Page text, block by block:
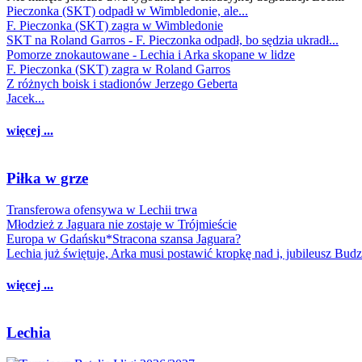
Pieczonka (SKT) odpadł w Wimbledonie, ale...
F. Pieczonka (SKT) zagra w Wimbledonie
SKT na Roland Garros - F. Pieczonka odpadł, bo sędzia ukradł...
Pomorze znokautowane - Lechia i Arka skopane w lidze
F. Pieczonka (SKT) zagra w Roland Garros
Z różnych boisk i stadionów Jerzego Geberta
Jacek...
więcej ...
Piłka w grze
Transferowa ofensywa w Lechii trwa
Młodzież z Jaguara nie zostaje w Trójmieście
Europa w Gdańsku*Stracona szansa Jaguara?
Lechia już świętuje, Arka musi postawić kropkę nad i, jubileusz
więcej ...
Lechia